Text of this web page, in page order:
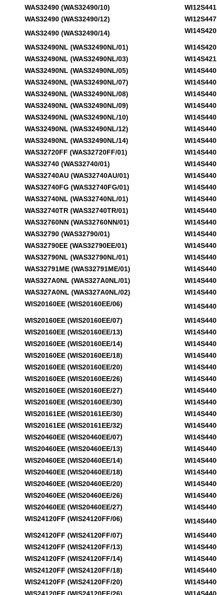
WAS32490 (WAS32490/10)
WAS32490 (WAS32490/12)
WAS32490 (WAS32490/14)
WAS32490NL (WAS32490NL/01)
WAS32490NL (WAS32490NL/03)
WAS32490NL (WAS32490NL/05)
WI14S440
WAS32490NL (WAS32490NL/07)
WI14S440
WAS32490NL (WAS32490NL/08)
WI14S440
WAS32490NL (WAS32490NL/09)
WI14S440
WAS32490NL (WAS32490NL/10)
WI14S440
WAS32490NL (WAS32490NL/12)
WI14S440
WAS32490NL (WAS32490NL/14)
WI14S440
WAS32720FF (WAS32720FF/01)
WI14S440
WAS32740 (WAS32740/01)
WI14S440
WAS32740AU (WAS32740AU/01)
WI14S440
WAS32740FG (WAS32740FG/01)
WI14S440
WAS32740NL (WAS32740NL/01)
WAS32740TR (WAS32740TR/01)
WAS32760NN (WAS32760NN/01)
WAS32790 (WAS32790/01)
WAS32790EE (WAS32790EE/01)
WAS32790NL (WAS32790NL/01)
WAS32791ME (WAS32791ME/01)
WAS327A0NL (WAS327A0NL/01)
WAS327A0NL (WAS327A0NL/02)
WIS20160EE (WIS20160EE/06)
WIS20160EE (WIS20160EE/07)
WIS20160EE (WIS20160EE/13)
WIS20160EE (WIS20160EE/14)
WIS20160EE (WIS20160EE/18)
WIS20160EE (WIS20160EE/20)
WIS20160EE (WIS20160EE/26)
WIS20160EE (WIS20160EE/27)
WIS20160EE (WIS20160EE/30)
WIS20161EE (WIS20161EE/30)
WIS20161EE (WIS20161EE/32)
WIS20460EE (WIS20460EE/07)
WIS20460EE (WIS20460EE/13)
WIS20460EE (WIS20460EE/14)
WIS20460EE (WIS20460EE/18)
WIS20460EE (WIS20460EE/20)
WIS20460EE (WIS20460EE/26)
WIS20460EE (WIS20460EE/27)
WIS24120FF (WIS24120FF/06)
WIS24120FF (WIS24120FF/07)
WIS24120FF (WIS24120FF/13)
WIS24120FF (WIS24120FF/14)
WIS24120FF (WIS24120FF/18)
WIS24120FF (WIS24120FF/20)